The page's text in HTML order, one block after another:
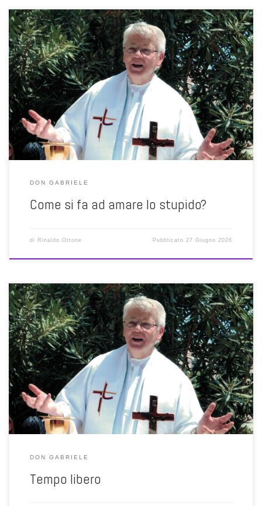
È un’esperienza che prima o poi ci tocca fare, un’esperienza
spiazzante, deludente, perfino paralizzante; ma soprattutto,
un’esperienza che accade per davvero. La domanda che mi rimane,
quella più difficile da assumere, è per me la seguente: ce la farò mai
a reggere a tutto ciò quando dovessi scoprire che lo […]
DON GABRIELE
Come si fa ad amare lo stupido?
di Rinaldo Ottone Pubblicato27 Giugno 2026
Il tempo libero sappiamo tutti che cos’è, eppure sentendo queste
parole di don Gabriele viene subito in mente che, in realtà, c’è più di
qualcosa che non conosciamo, o non conosciamo più. Prendiamone
solo una di queste righe così ricche e sorprendenti: “…tempo a mio
servizio e non tempo da […]
DON GABRIELE
Tempo libero